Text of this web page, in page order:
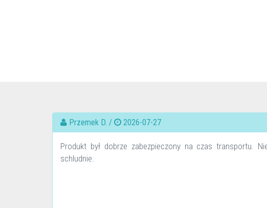
Przemek D. / 2026-07-27
Produkt był dobrze zabezpieczony na czas transportu.
schludnie.